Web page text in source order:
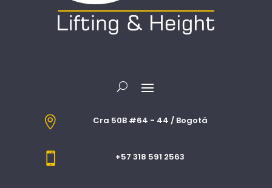
 Cra 50B #64 - 44 / Bogotá
 +57 318 591 2563